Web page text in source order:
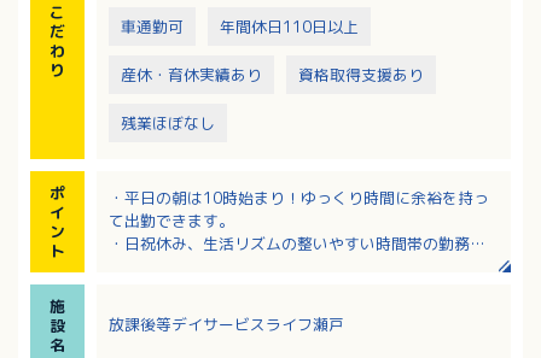
こ
だ
わ
り
車通勤可 年間休日110日以上
産休・育休実績あり 資格取得支援あり
残業ほぼなし
ポ
イ
ン
ト
・平日の朝は10時始まり！ゆっくり時間に余裕を持っ
て出勤できます。
・日祝休み、生活リズムの整いやすい時間帯の勤務で
ど福利厚生充実！
・年間休日112日！残業ほとんどなし！ワークライフバ
施
設
名
放課後等デイサービスライフ瀬戸